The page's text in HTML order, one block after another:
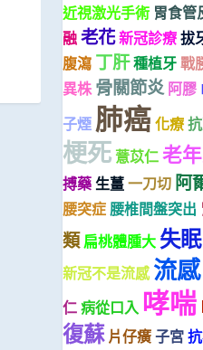
近視激光手術 胃食管
融老花新冠診療拔
腹瀉 丁肝種植牙戰
異株 骨關節炎 阿膠
子煙 肺癌化療
梗死 薏苡仁老
搏藥生薑一刀切 阿
腰突症腰椎間盤突出
類 扁桃體腫大 失眠
新冠不是流感 流感
仁病從口入 哮喘
復蘇 片仔癀子宮